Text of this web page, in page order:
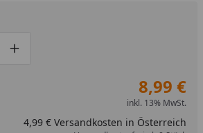
um eins verringern
manuell eingeben
Produktmenge um eins erhöhen
8,99 €
inkl. 13% MwSt.
4,99 € Versandkosten in Österreich